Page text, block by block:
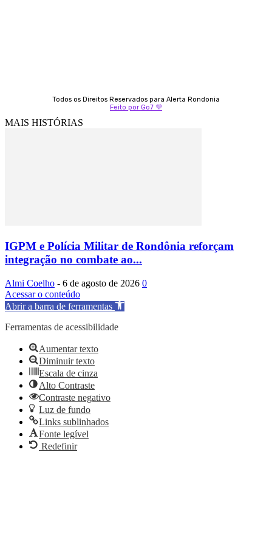
Todos os Direitos Reservados para Alerta Rondonia
Feito por Go7 💜
MAIS HISTÓRIAS
IGPM e Polícia Militar de Rondônia reforçam
integração no combate ao...
Almi Coelho - 6 de agosto de 2026 0
Acessar o conteúdo
Abrir a barra de ferramentas
Ferramentas de acessibilidade
Aumentar texto
Diminuir texto
Escala de cinza
Alto Contraste
Contraste negativo
Luz de fundo
Links sublinhados
Fonte legível
Redefinir